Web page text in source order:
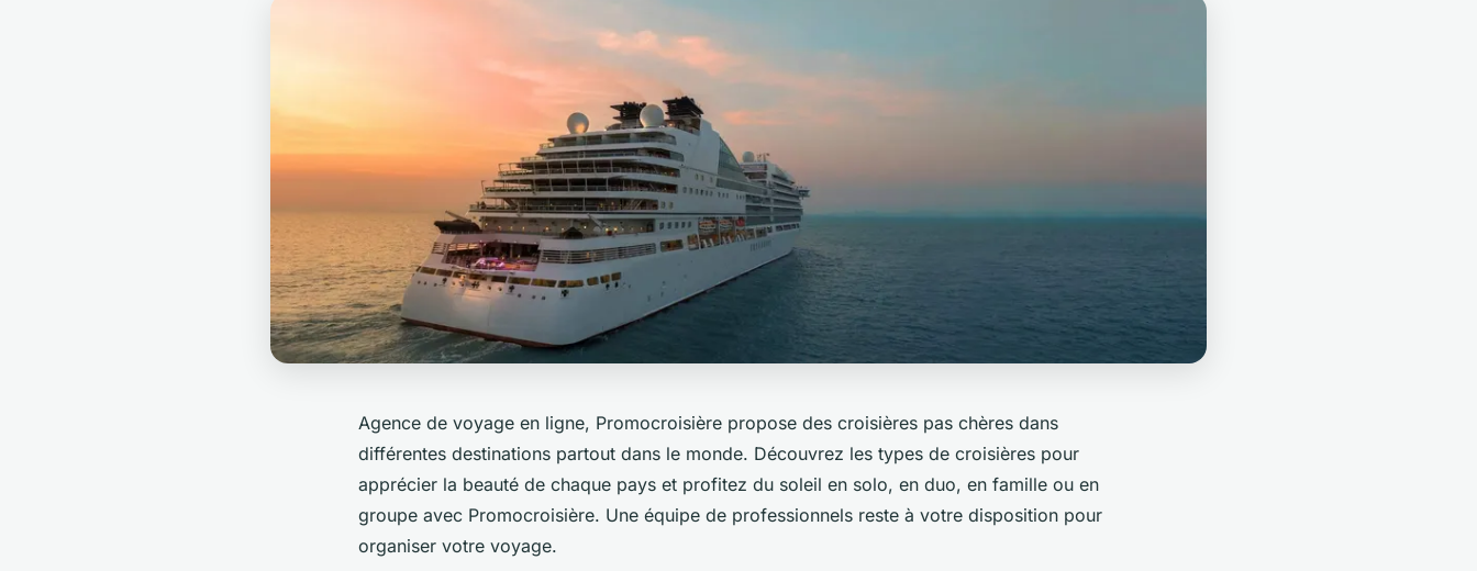
Agence de voyage en ligne, Promocroisière propose des croisières pas chères dans
différentes destinations partout dans le monde. Découvrez les types de croisières pour
apprécier la beauté de chaque pays et profitez du soleil en solo, en duo, en famille ou en
groupe avec Promocroisière. Une équipe de professionnels reste à votre disposition pour
organiser votre voyage.